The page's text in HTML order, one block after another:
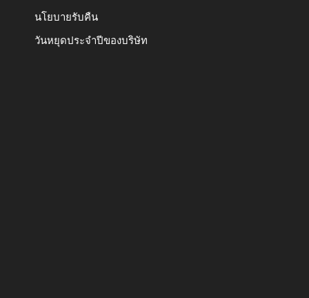
นโยบายรับคืน
วันหยุดประจำปีของบริษัท